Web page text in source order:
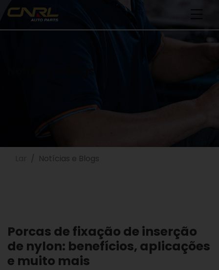
Notícias e Blogs
Porcas de fixação de inserção
de nylon: benefícios, aplicações
e muito mais